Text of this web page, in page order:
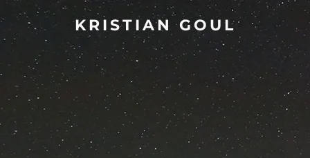
KRISTIAN GOUL